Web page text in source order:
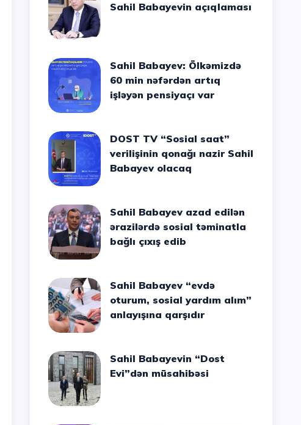
Sahil Babayevin açıqlaması
Sahil Babayev: Ölkəmizdə
60 min nəfərdən artıq
işləyən pensiyaçı var
DOST TV “Sosial saat”
verilişinin qonağı nazir Sahil
Babayev olacaq
Sahil Babayev azad edilən
ərazilərdə sosial təminatla
bağlı çıxış edib
Sahil Babayev “evdə
oturum, sosial yardım alım”
anlayışına qarşıdır
Sahil Babayevin “Dost
Evi”dən müsahibəsi